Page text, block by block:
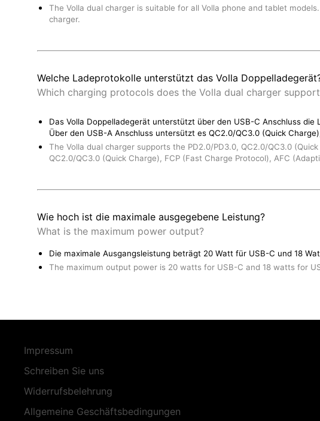
The Volla dual charger is suitable for all Volla phone and tablet
charger.
Welche Ladeprotokolle unterstützt das Volla
Which charging protocols does the Volla dual charger
Das Volla Doppelladegerät unterstützt über den USB-C Anschluss die
Über den USB-A Anschluss untersützt es QC2.0/QC3.0 (Quick
The Volla dual charger supports the PD2.0/PD3.0, QC2.0/QC3.0
QC2.0/QC3.0 (Quick Charge), FCP (Fast Charge Protocol), AFC
Wie hoch ist die maximale ausgegebene Leistung?
What is the maximum power output?
Die maximale Ausgangsleistung beträgt 20 Watt für USB-C und 18
The maximum output power is 20 watts for USB-C and 18 watts for
Impressum
Schreiben Sie uns
Widerrufsbelehrung
Allgemeine Geschäftsbedingungen